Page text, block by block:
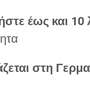
έως και
στη